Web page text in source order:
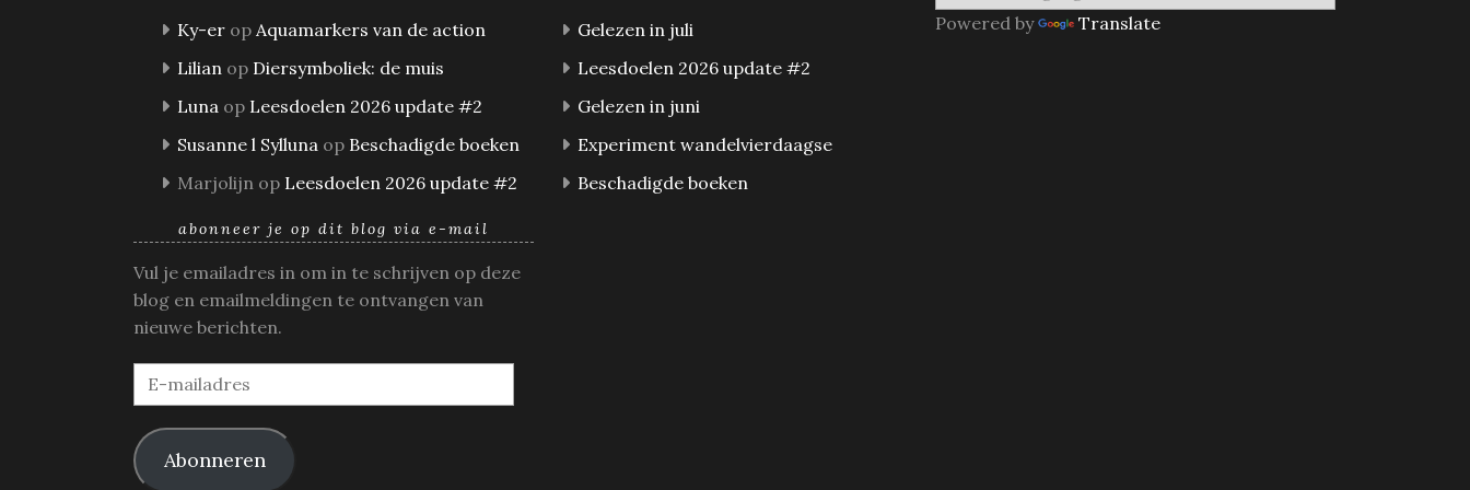
Ky-er op Aquamarkers van de action
Lilian op Diersymboliek: de muis
Luna op Leesdoelen 2026 update #2
Susanne l Sylluna op Beschadigde boeken
Marjolijn op Leesdoelen 2026 update #2
Gelezen in juli
Leesdoelen 2026 update #2
Gelezen in juni
Experiment wandelvierdaagse
Beschadigde boeken
Powered by Translate
abonneer je op dit blog via e-mail
Vul je emailadres in om in te schrijven op deze
blog en emailmeldingen te ontvangen van
nieuwe berichten.
E-
mailadres
Abonneren